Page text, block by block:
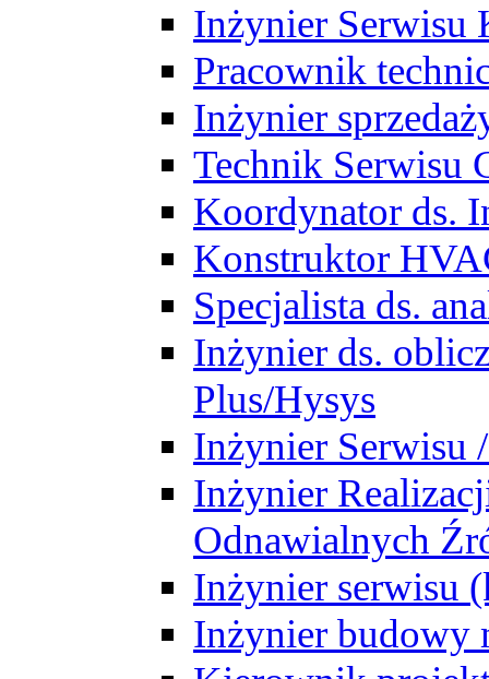
Inżynier Serwisu
Pracownik
Inżynier
Technik Serwisu
Koordynator ds.
Konstruktor
Specjalista ds.
Inżynier ds.
Plus/Hysys
Inżynier Serwisu
Inżynier
Odnawialnych
Inżynier serwisu
Inżynier budowy